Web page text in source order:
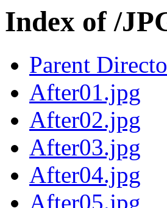
Index of /
Parent
After01.jpg
After02.jpg
After03.jpg
After04.jpg
After05.jpg